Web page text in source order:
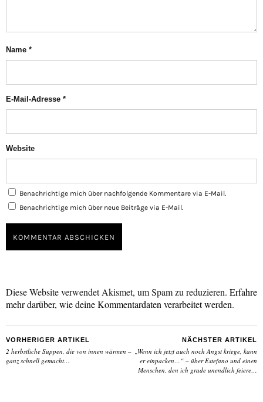
Name *
E-Mail-Adresse *
Website
Benachrichtige mich über nachfolgende Kommentare via E-Mail.
Benachrichtige mich über neue Beiträge via E-Mail.
Diese Website verwendet Akismet, um Spam zu reduzieren. Erfahre
mehr darüber, wie deine Kommentardaten verarbeitet werden.
VORHERIGER ARTIKEL
2 herbstliche Suppen, die von innen wärmen –
ganz schnell gemacht…
NÄCHSTER ARTIKEL
„Wenn ich jetzt auch noch Angst kriege, kann
er einpacken…“ – über Estefano und einen
Menschen, den ich grade unendlich feiere…